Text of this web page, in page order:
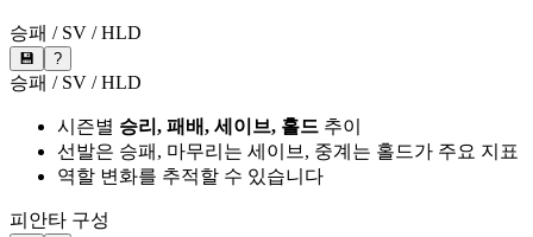
승패 / SV / HLD
💾 ?
승패 / SV / HLD
시즌별 승리, 패배, 세이브, 홀드 추이
선발은 승패, 마무리는 세이브, 중계는 홀드가 주요 지표
역할 변화를 추적할 수 있습니다
피안타 구성